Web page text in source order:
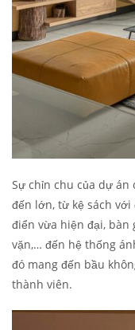
Sự chỉn chu của dự
đến lớn, từ kệ sách với
điển vừa hiện đại, bàn
vặn,… đến hệ thống
đó mang đến bầu
thành viên.